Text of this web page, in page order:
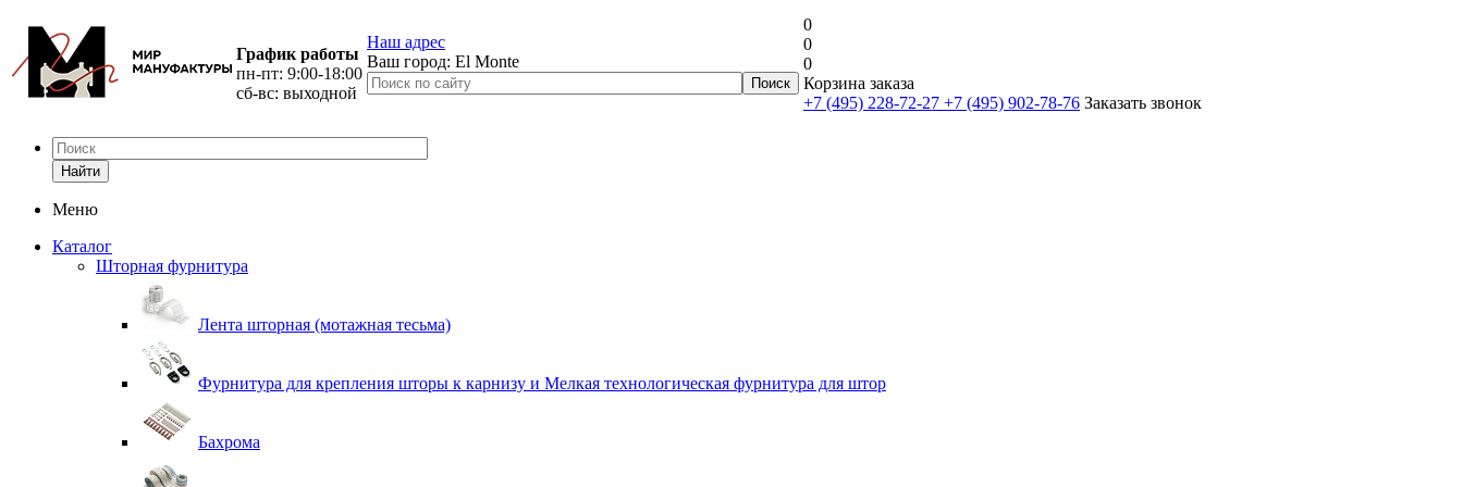
График работы
пн-пт: 9:00-18:00
сб-вс: выходной
Наш адрес
Ваш город: El Monte
0
0
0
Корзина заказа
+7 (495) 228-72-27 +7 (495) 902-78-76 Заказать звонок
Найти
Меню
Каталог
Шторная фурнитура
Лента шторная (мотажная тесьма)
Фурнитура для крепления шторы к карнизу и Мелкая технологическая фурнитура для штор
Бахрома